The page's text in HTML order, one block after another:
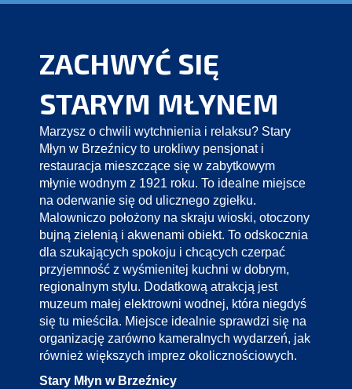
ZACHWYĆ SIĘ
STARYM MŁYNEM
Marzysz o chwili wytchnienia i relaksu? Stary
Młyn w Brzeźnicy to urokliwy pensjonat i
restauracja mieszczące się w zabytkowym
młynie wodnym z 1921 roku. To idealne miejsce
na oderwanie się od ulicznego zgiełku.
Malowniczo położony na skraju wioski, otoczony
bujną zielenią i akwenami obiekt. To odskocznia
dla szukających spokoju i chcących czerpać
przyjemność z wyśmienitej kuchni w dobrym,
regionalnym stylu. Dodatkową atrakcją jest
muzeum małej elektrowni wodnej, która niegdyś
się tu mieściła. Miejsce idealnie sprawdzi się na
organizację zarówno kameralnych wydarzeń, jak
również większych imprez okolicznościowych.
Stary Młyn w Brzeźnicy